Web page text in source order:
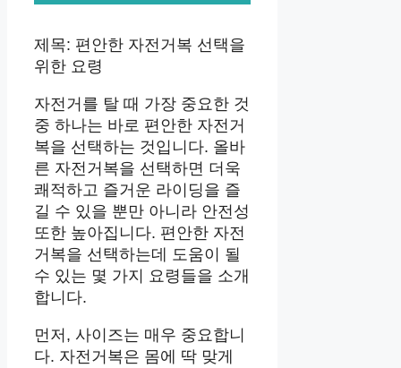
제목: 편안한 자전거복 선택을
위한 요령
자전거를 탈 때 가장 중요한 것
중 하나는 바로 편안한 자전거
복을 선택하는 것입니다. 올바
른 자전거복을 선택하면 더욱
쾌적하고 즐거운 라이딩을 즐
길 수 있을 뿐만 아니라 안전성
또한 높아집니다. 편안한 자전
거복을 선택하는데 도움이 될
수 있는 몇 가지 요령들을 소개
합니다.
먼저, 사이즈는 매우 중요합니
다. 자전거복은 몸에 딱 맞게